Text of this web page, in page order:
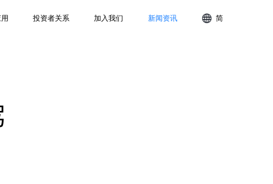
简
投资者关系 加入我们 新闻资讯